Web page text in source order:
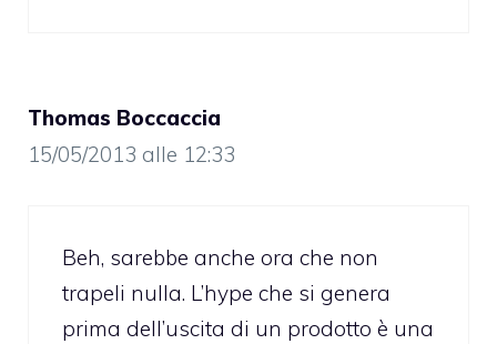
Thomas Boccaccia
15/05/2013 alle 12:33
Beh, sarebbe anche ora che non
trapeli nulla. L’hype che si genera
prima dell’uscita di un prodotto è una